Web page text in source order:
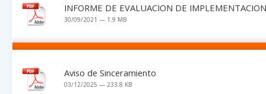
INFORME DE EVALUACION DE
30/09/2021 — 1.9 MB
Aviso de Sinceramiento
03/12/2025 — 233.8 KB